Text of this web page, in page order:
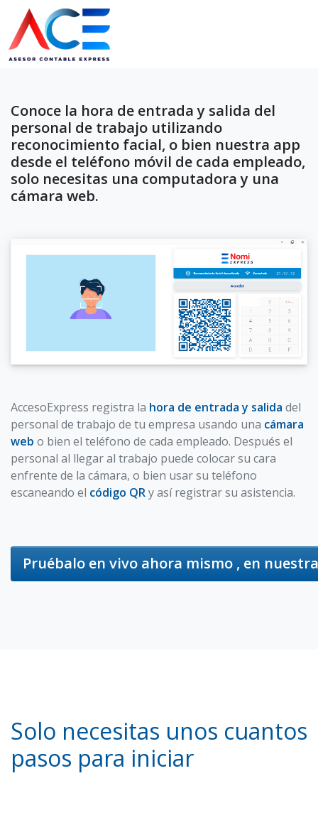
Conoce la hora de entrada y salida del
personal de trabajo utilizando
reconocimiento facial, o bien nuestra app
desde el teléfono móvil de cada empleado,
solo necesitas una computadora y una
cámara web.
AccesoExpress registra la hora de entrada y salida del
personal de trabajo de tu empresa usando una cámara
web o bien el teléfono de cada empleado. Después el
personal al llegar al trabajo puede colocar su cara
enfrente de la cámara, o bien usar su teléfono
escaneando el código QRy así registrar su asistencia.
Pruébalo en vivo ahora mismo , en
Solo necesitas unos cuantos
pasos para iniciar